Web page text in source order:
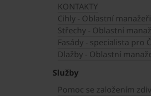
KONTAKTY
Cihly - Oblastní manažeři
Střechy - Oblastní
Fasády - specialista pro
Dlažby - Oblastní
Služby
Pomoc se založením